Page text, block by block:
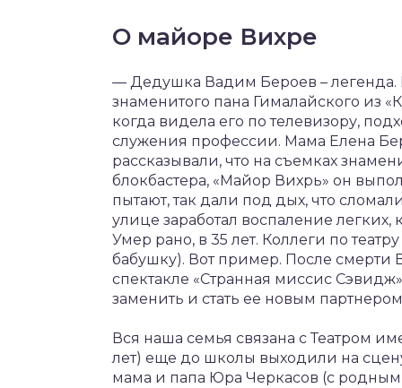
О майоре Вихре
— Дедушка Вадим Бероев – легенда.
знаменитого пана Гималайского из
когда видела его по телевизору,
служения профессии. Мама Елена
рассказывали, что на съемках
блокбастера, «Майор Вихрь» он
пытают, так дали под дых, что
улице заработал воспаление легких,
Умер рано, в 35 лет. Коллеги по
бабушку). Вот пример. После смерти
спектакле «Странная миссис
заменить и стать ее новым
Вся наша семья связана с Театром
лет) еще до школы выходили на
мама и папа Юра Черкасов (с